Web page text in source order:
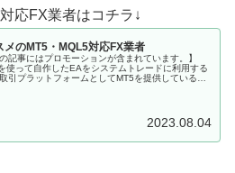
応FX業者はコチラ↓
メのMT5・MQL5対応FX業者
記事にはプロモーションが含まれています。】
使って自作したEAをシステムトレードに利用する
引プラットフォームとしてMT5を提供しているFX
2023.08.04